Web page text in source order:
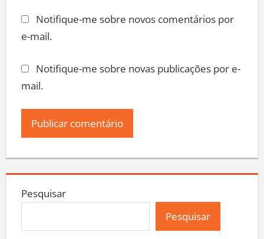
Notifique-me sobre novos comentários por
e-mail.
Notifique-me sobre novas publicações por e-
mail.
Pesquisar
Pesquisar